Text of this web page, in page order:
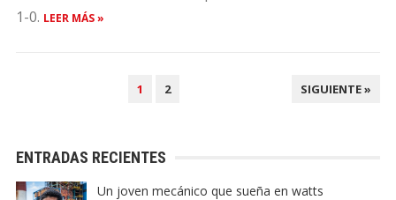
1-0. LEER MÁS »
1 2 SIGUIENTE »
ENTRADAS RECIENTES
Un joven mecánico que sueña en watts